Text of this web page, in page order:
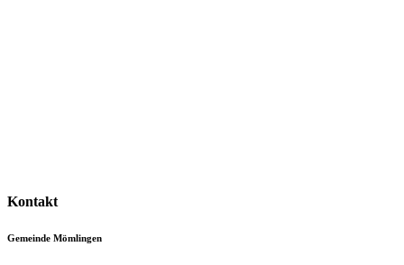
Kontakt
Gemeinde Mömlingen